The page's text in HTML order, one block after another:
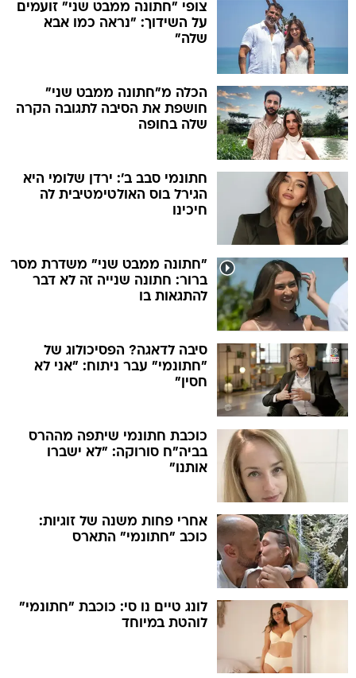
צופי "חתונה ממבט שני" זועמים
על השידוך: "נראה כמו אבא
שלה"
הכלה מ"חתונה ממבט שני"
חושפת את הסיבה לתגובה הקרה
שלה בחופה
חתונמי סבב ב': ירדן שלומי היא
הגירל בוס האולטימטיבית לה
חיכינו
"חתונה ממבט שני" משדרת מסר
ברור: חתונה שנייה זה לא דבר
להתגאות בו
סיבה לדאגה? הפסיכולוג של
"חתונמי" עבר ניתוח: "אני לא
חסין"
כוכבת חתונמי שיתפה מההרס
בביה"ח סורוקה: "לא ישברו
אותנו"
אחרי פחות משנה של זוגיות:
כוכב "חתונמי" התארס
לונג טיים נו סי: כוכבת "חתונמי"
לוהטת במיוחד